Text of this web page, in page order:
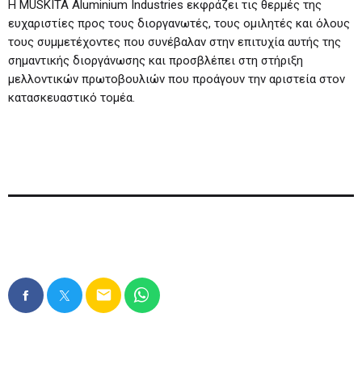
Η MUSKITA Aluminium Industries εκφράζει τις θερμές της
ευχαριστίες προς τους διοργανωτές, τους ομιλητές και όλους
τους συμμετέχοντες που συνέβαλαν στην επιτυχία αυτής της
σημαντικής διοργάνωσης και προσβλέπει στη στήριξη
μελλοντικών πρωτοβουλιών που προάγουν την αριστεία στον
κατασκευαστικό τομέα.
email